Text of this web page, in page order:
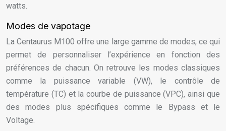
watts.
Modes de vapotage
La Centaurus M100 offre une large gamme de modes, ce qui
permet de personnaliser l’expérience en fonction des
préférences de chacun. On retrouve les modes classiques
comme la puissance variable (VW), le contrôle de
température (TC) et la courbe de puissance (VPC), ainsi que
des modes plus spécifiques comme le Bypass et le
Voltage.